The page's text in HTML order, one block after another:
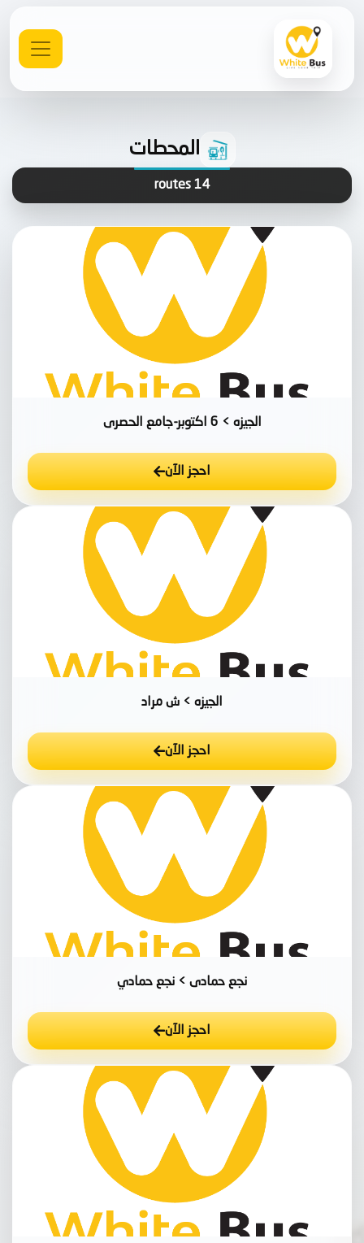
المحطات
14 routes
الجيزه > 6 اكتوبر-جامع الحصرى
احجز الآن
الجيزه > ش مراد
احجز الآن
نجع حمادى > نجع حمادي
احجز الآن